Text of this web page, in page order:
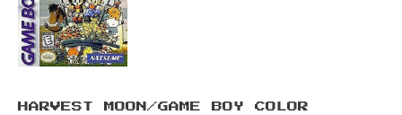
HARVEST MOON/GAME BOY COLOR